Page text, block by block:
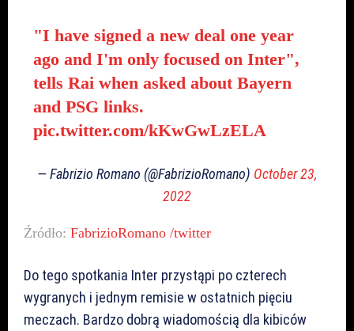
"I have signed a new deal one year
ago and I'm only focused on Inter",
tells Rai when asked about Bayern
and PSG links.
pic.twitter.com/kKwGwLzELA
— Fabrizio Romano (@FabrizioRomano) October 23,
2022
Źródło: FabrizioRomano /twitter
Do tego spotkania Inter przystąpi po czterech
wygranych i jednym remisie w ostatnich pięciu
meczach. Bardzo dobrą wiadomością dla kibiców